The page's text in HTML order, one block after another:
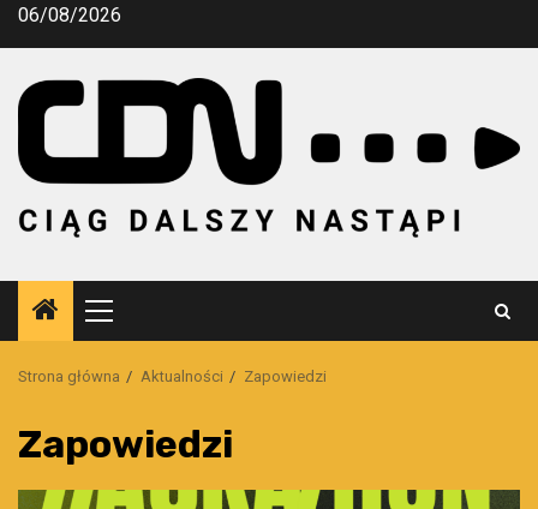
Przejdź
06/08/2026
Menu
główne
Strona główna Aktualności Zapowiedzi
Zapowiedzi